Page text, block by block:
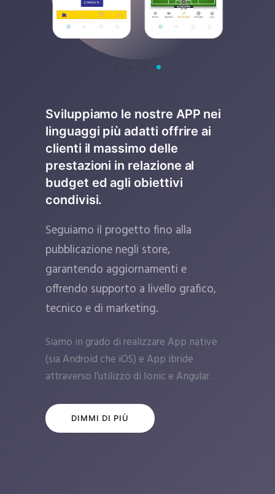
Sviluppiamo le nostre APP nei
linguaggi più adatti offrire ai
clienti il massimo delle
prestazioni in relazione al
budget ed agli obiettivi
condivisi.
Seguiamo il progetto fino alla
pubblicazione negli store,
garantendo aggiornamenti e
offrendo supporto a livello grafico,
tecnico e di marketing.
Siamo in grado di realizzare App native
(sia Android che iOS) e App ibride
attraverso l’utilizzo di Ionic e Angular.
DIMMI DI PIÙ